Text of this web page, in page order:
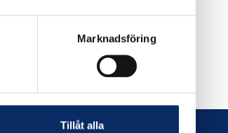
Marknadsföring
Tillåt alla